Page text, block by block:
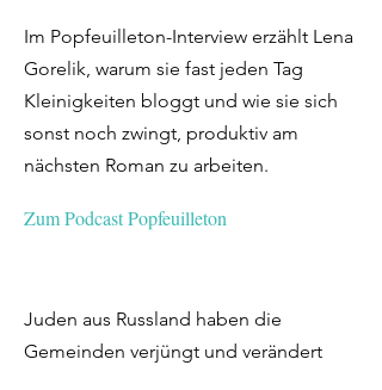
Im Popfeuilleton-Interview erzählt Lena
Gorelik, warum sie fast jeden Tag
Kleinigkeiten bloggt und wie sie sich
sonst noch zwingt, produktiv am
nächsten Roman zu arbeiten.
Zum Podcast Popfeuilleton
Juden aus Russland haben die
Gemeinden verjüngt und verändert